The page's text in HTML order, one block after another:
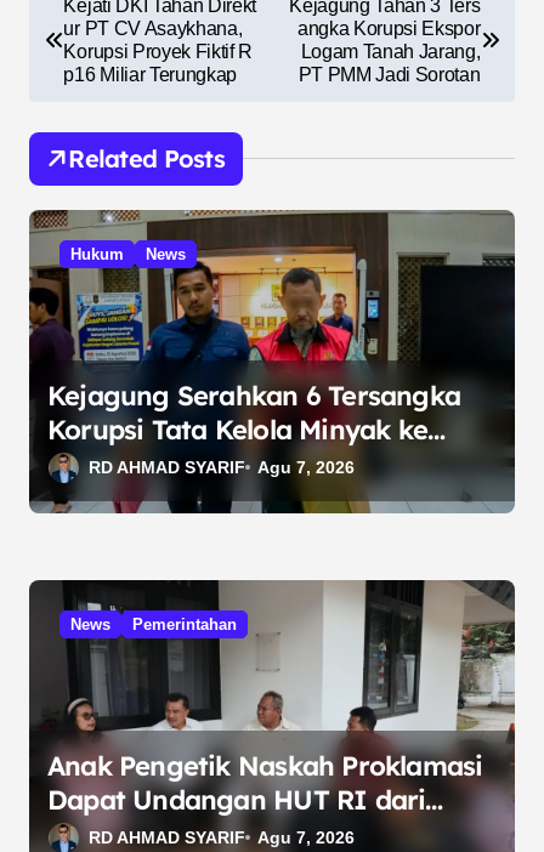
a
a
s
i
p
o
s
Kejati DKI Tahan Direkt
ur PT CV Asaykhana,
Korupsi Proyek Fiktif R
p16 Miliar Terungkap
Kejagung Tahan 3 Ters
angka Korupsi Ekspor
Logam Tanah Jarang,
PT PMM Jadi Sorotan
Related Posts
Hukum News
Kejagung Serahkan 6 Tersangka
Korupsi Tata Kelola Minyak ke
Penuntut Umum
RD AHMAD SYARIF Agu 7, 2026
News Pemerintahan
Anak Pengetik Naskah Proklamasi
Dapat Undangan HUT RI dari
Presiden Prabowo
RD AHMAD SYARIF Agu 7, 2026